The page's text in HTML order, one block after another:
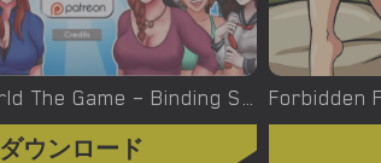
Futadomworld The Game – Binding Sim – New Version 0.9.4 [F.W.G.B.S.]
ダウンロード